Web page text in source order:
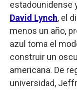
estadounidense
David Lynch, el
menos un año,
azul toma el
construir un
americana. De
universidad,